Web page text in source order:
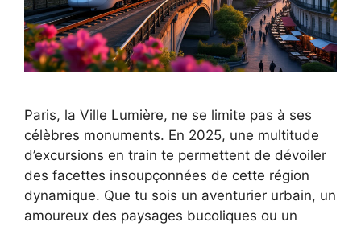
Paris, la Ville Lumière, ne se limite pas à ses
célèbres monuments. En 2025, une multitude
d’excursions en train te permettent de dévoiler
des facettes insoupçonnées de cette région
dynamique. Que tu sois un aventurier urbain, un
amoureux des paysages bucoliques ou un